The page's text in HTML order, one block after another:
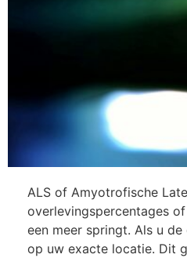
ALS of Amyotrofische
overlevingspercentages
een meer springt. Als u
op uw exacte locatie. Dit